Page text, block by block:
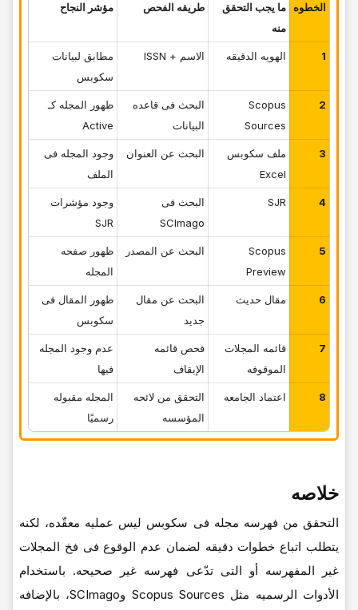
الخطوه
ما یجب التحقق
منه
طریقه الفحص مؤشر النجاح
1 الهویه الدقیقه الاسم + ISSN
مطابق لبیانات
سکوبس
2
Scopus
Sources
البحث فی قاعده
البیانات
ظهور المجله کـ
Active
3
ملف سکوبس
Excel
البحث عن العنوان
وجود المجله فی
الملف
4
SJR
البحث فی
SCImago
وجود مؤشرات
SJR
5
Scopus
Preview
البحث عن المصدر
ظهور صفحه
المجله
6 مقال حدیث
البحث عن مقال
جدید
ظهور المقال فی
سکوبس
7
قائمه المجلات
الموقوفه
فحص قائمه
الإیقاف
عدم وجود المجله
فیها
8 اعتماد الجامعه
التحقق من لائحه
المؤسسه
المجله مقبوله
رسمیًا
خلاصه
التحقق من فهرسه مجله فی سکوبس لیس عملیه معقّده، لکنه
یتطلب اتباع خطوات دقیقه لضمان عدم الوقوع فی فخ المجلات
غیر المفهرسه أو التی تدّعی فهرسه غیر صحیحه. باستخدام
الأدوات الرسمیه مثل Scopus Sources وSCImago، بالإضافه